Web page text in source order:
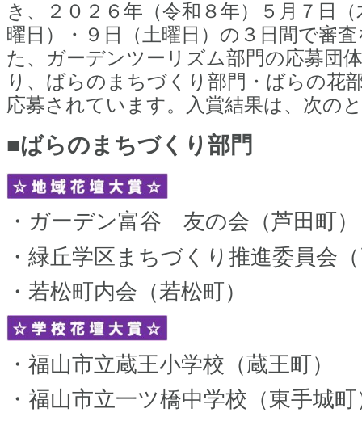
き、２０２６年（令和８年）５月７日
曜日）・９日（土曜日）の３日間で審
た、ガーデンツーリズム部門の応募団
り、ばらのまちづくり部門・ばらの花
応募されています。入賞結果は、次の
■ばらのまちづくり部門
​・ガーデン富谷 友の会（芦田町）
・緑丘学区まちづくり推進委員会
・若松町内会（若松町）
・福山市立蔵王小学校（蔵王町）
・福山市立一ツ橋中学校（東手城町